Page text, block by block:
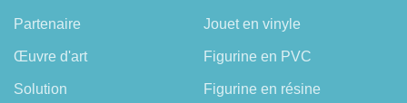
Partenaire
Œuvre d'art
Solution
Jouet en vinyle
Figurine en PVC
Figurine en résine